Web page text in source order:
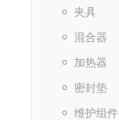
夹具
混合器
加热器
密封垫
维护组件